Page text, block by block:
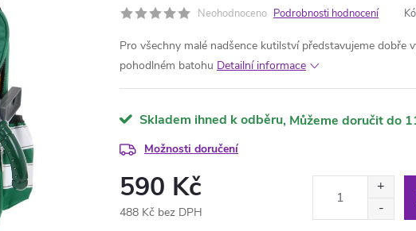
Neohodnoceno Podrobnosti hodnocení
Pro všechny malé nadšence kutilství představujeme dobře
pohodlném batohu Detailní informace
Skladem ihned k odběru
Možnosti doručení
590 Kč
488 Kč bez DPH